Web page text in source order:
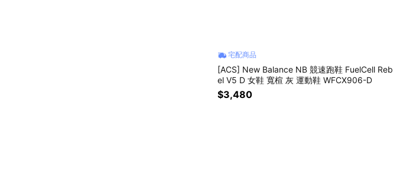
宅配商品
[ACS] New Balance NB 競速跑鞋 FuelCell Reb
el V5 D 女鞋 寬楦 灰 運動鞋 WFCX906-D
$3,480